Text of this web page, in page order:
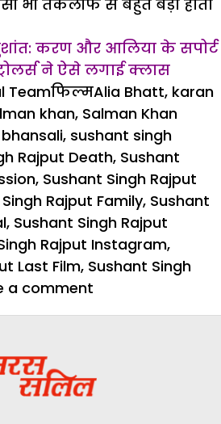
भी तकलीफ से बहुत बड़ा होता
करण और आलिया के सपोर्ट
ने ऐसे लगाई क्लास
TeamCategories
फिल्मTags
Alia Bhatt, karan
khan, Salman Khan
, sushant singh
Rajput Death, Sushant
, Sushant Singh Rajput
Rajput Family, Sushant
, Sushant Singh Rajput
Rajput Instagram,
Last Film, Sushant Singh
a comment
किया
सुशांत